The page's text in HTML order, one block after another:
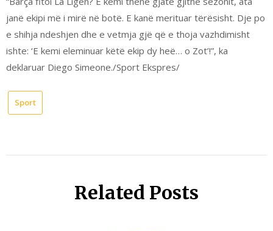
janë ekipi më i mirë në botë. E kanë merituar tërësisht. Dje po
e shihja ndeshjen dhe e vetmja gjë që e thoja vazhdimisht
ishte: ‘E kemi eleminuar këtë ekip dy heë… o Zot’!”, ka
deklaruar Diego Simeone./Sport Ekspres/
Sport
Related Posts